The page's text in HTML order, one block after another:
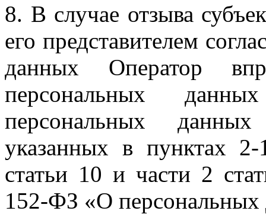
8. В случае отзыва
его представителем
данных Оператор
персональных
персональных
указанных в пунктах
статьи 10 и части 2
152-ФЗ «О